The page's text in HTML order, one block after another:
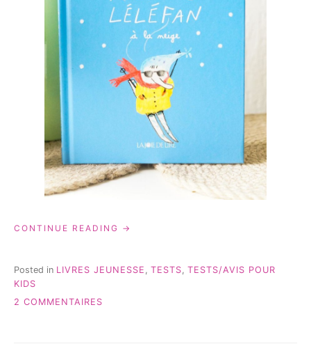
CONTINUE READING « ROLAND
LA
Posted in LIVRES JEUNESSE TESTS TESTS/AVIS POUR
KIDS
2 COMMENTAIRES